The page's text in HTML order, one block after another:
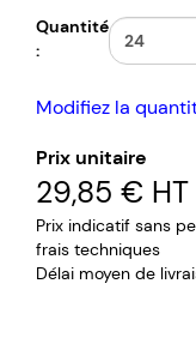
Quantité
:
Modifiez la
Prix unitaire
29,85 € HT
Prix indicatif sans
frais techniques
Délai moyen de